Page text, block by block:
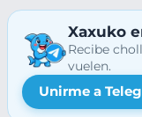
Xaxuko
Recibe
vuelen.
Unirme a